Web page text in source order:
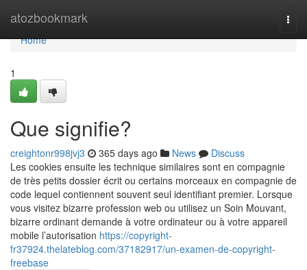
atozbookmark
Home
Home
1
Que signifie?
creightonr998jvj3 365 days ago News
Discuss
Les cookies ensuite les technique similaires sont en compagnie
de très petits dossier écrit ou certains morceaux en compagnie de
code lequel contiennent souvent seul identifiant premier. Lorsque
vous visitez bizarre profession web ou utilisez un Soin Mouvant,
bizarre ordinant demande à votre ordinateur ou à votre appareil
mobile l’autorisation https://copyright-
fr37924.thelateblog.com/37182917/un-examen-de-copyright-
freebase